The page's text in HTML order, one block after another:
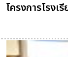
โครงการโรง